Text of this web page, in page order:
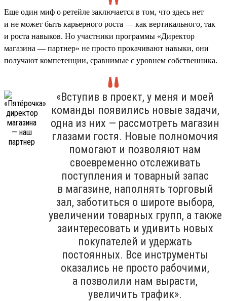
Еще один миф о ретейле заключается в том, что здесь нет
и не может быть карьерного роста — как вертикального, так
и роста навыков. Но участники программы «Директор
магазина — партнер» не просто прокачивают навыки, они
получают компетенции, сравнимые с уровнем собственника.
«Вступив в проект, у меня и моей
команды появились новые задачи,
одна из них — рассмотреть магазин
глазами гостя. Новые полномочия
помогают и позволяют нам
своевременно отслеживать
поступления и товарный запас
в магазине, наполнять торговый
зал, заботиться о широте выбора,
увеличении товарных групп, а также
заинтересовать и удивить новых
покупателей и удержать
постоянных. Все инструменты
оказались не просто рабочими,
а позволили нам вырасти,
увеличить трафик».